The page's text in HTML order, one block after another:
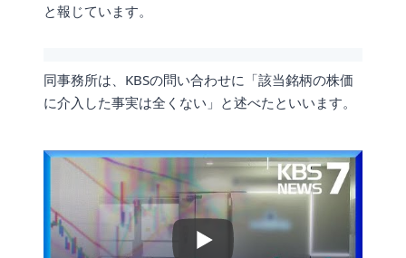
と報じています。
同事務所は、KBSの問い合わせに「該当銘柄の株価
に介入した事実は全くない」と述べたといいます。